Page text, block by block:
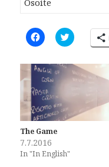
C
l
k
t
o
s
h
a
r
e
o
n
F
a
c
C
l
k
t
o
e
The Game
7.7.2016
In "In English"